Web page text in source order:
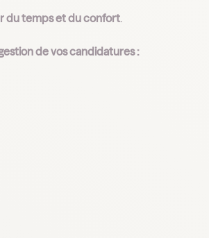
du temps et du confort.
de vos candidatures :